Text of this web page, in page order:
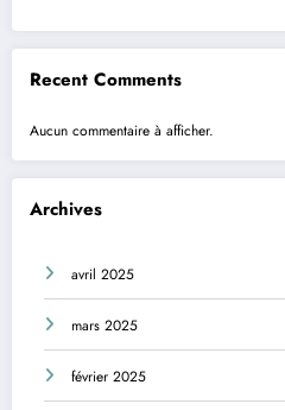
Recent Comments
Aucun commentaire à afficher.
Archives
avril 2025
mars 2025
février 2025